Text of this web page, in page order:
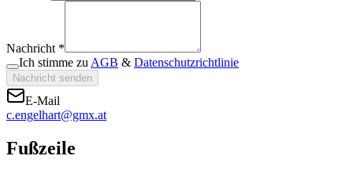
Nachricht *
Ich stimme zu AGB & Datenschutzrichtlinie
Nachricht senden
E-Mail
c.engelhart@gmx.at
Fußzeile